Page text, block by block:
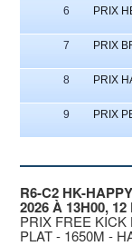
6 PRIX
7 PRIX
8 PRIX
9 PRIX
R6-C2 HK-
2026 À 13H00,
PRIX FREE KICK
PLAT - 1650M -